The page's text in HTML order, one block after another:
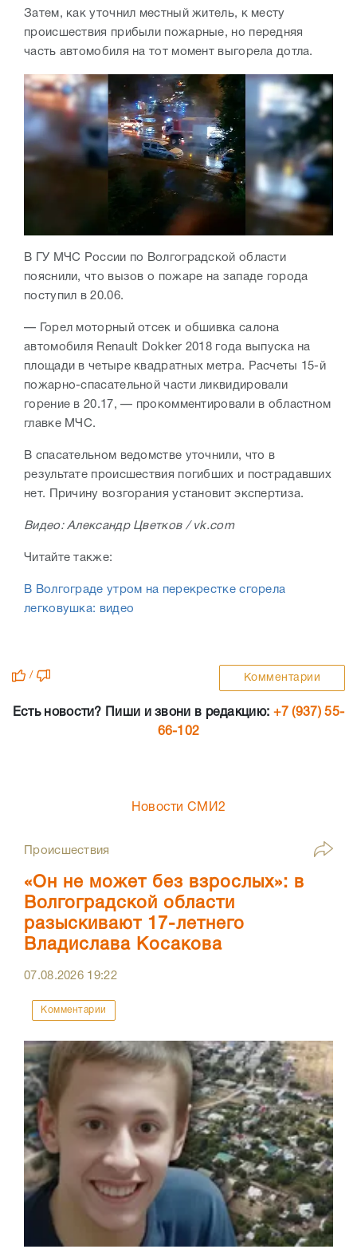
Затем, как уточнил местный житель, к месту
происшествия прибыли пожарные, но передняя
часть автомобиля на тот момент выгорела дотла.
В ГУ МЧС России по Волгоградской области
пояснили, что вызов о пожаре на западе города
поступил в 20.06.
— Горел моторный отсек и обшивка салона
автомобиля Renault Dokker 2018 года выпуска на
площади в четыре квадратных метра. Расчеты 15-й
пожарно-спасательной части ликвидировали
горение в 20.17, — прокомментировали в областном
главке МЧС.
В спасательном ведомстве уточнили, что в
результате происшествия погибших и пострадавших
нет. Причину возгорания установит экспертиза.
Видео: Александр Цветков / vk.com
Читайте также:
В Волгограде утром на перекрестке сгорела
легковушка: видео
/ Комментарии
Есть новости? Пиши и звони в редакцию: +7 (937) 55-
66-102
Новости СМИ2
Происшествия
«Он не может без взрослых»: в
Волгоградской области
разыскивают 17-летнего
Владислава Косакова
07.08.2026 19:22
Комментарии